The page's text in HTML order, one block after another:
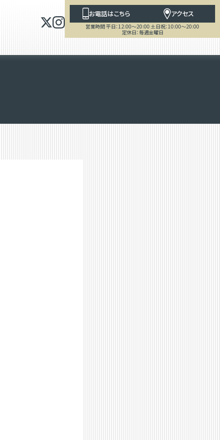
お電話はこちら アクセス
営業時間 平日：12:00～20:00 土日祝：10:00～20:00
定休日：毎週金曜日